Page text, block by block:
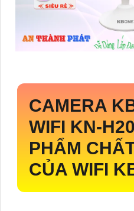
CAMERA
WIFI KN-
PHẨM
CỦA WIFI